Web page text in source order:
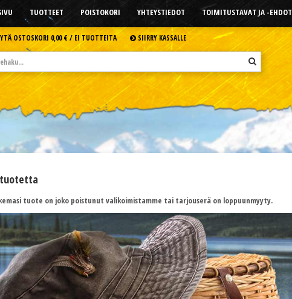
TUOTTEET POISTOKORI YHTEYSTIEDOT TOIMITUSTAVAT JA -EHDOT
OSTOSKORI 0,00 € /EI TUOTTEITA SIIRRY KASSALLE
tuote on joko poistunut valikoimistamme tai tarjouserä on loppuunmyyty.